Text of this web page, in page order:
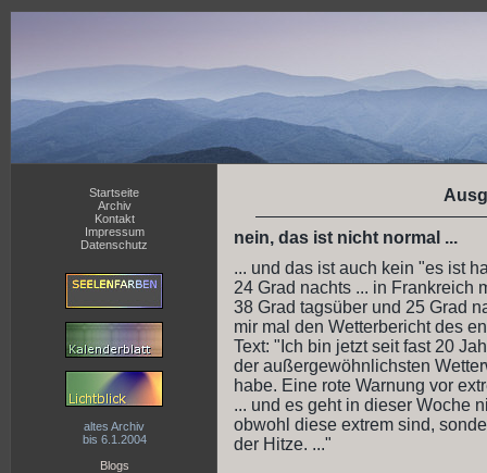
Startseite
Archiv
Kontakt
Impressum
Datenschutz
altes Archiv
bis 6.1.2004
Blogs
nein, das ist nicht normal ...
... und das ist auch kein "es ist
24 Grad nachts ... in Frankreich
38 Grad tagsüber und 25 Grad
mir mal den Wetterbericht des
Text: "Ich bin jetzt seit fast 20
der außergewöhnlichsten
habe. Eine rote Warnung vor
... und es geht in dieser Woche
obwohl diese extrem sind,
der Hitze. ..."